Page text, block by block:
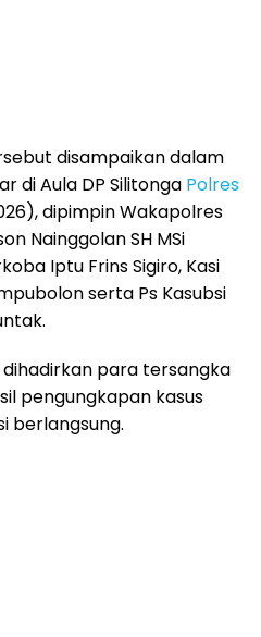
disampaikan dalam
di Aula DP Silitonga Polres
dipimpin Wakapolres
Nainggolan SH MSi
Iptu Frins Sigiro, Kasi
serta Ps Kasubsi
para tersangka
pengungkapan kasus
berlangsung.